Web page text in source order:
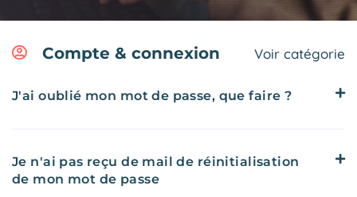
Compte & connexion Voir catégorie
J'ai oublié mon mot de passe, que faire ?
Je n'ai pas reçu de mail de réinitialisation
de mon mot de passe